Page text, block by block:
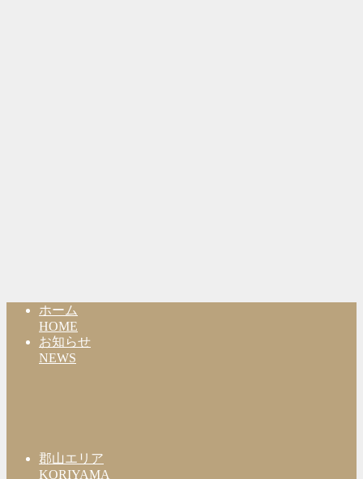
ホーム
HOME
お知らせ
NEWS
郡山エリア
KORIYAMA